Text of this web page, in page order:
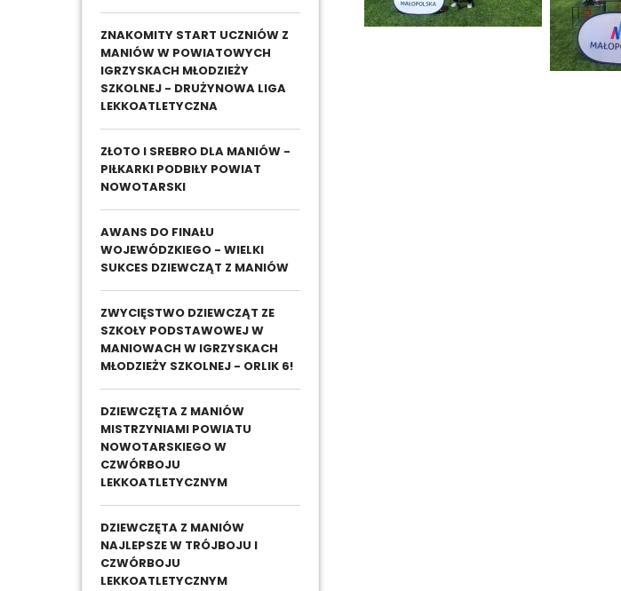
ZNAKOMITY START UCZNIÓW Z
MANIÓW W POWIATOWYCH
IGRZYSKACH MŁODZIEŻY
SZKOLNEJ - DRUŻYNOWA LIGA
LEKKOATLETYCZNA
ZŁOTO I SREBRO DLA MANIÓW -
PIŁKARKI PODBIŁY POWIAT
NOWOTARSKI
AWANS DO FINAŁU
WOJEWÓDZKIEGO - WIELKI
SUKCES DZIEWCZĄT Z MANIÓW
ZWYCIĘSTWO DZIEWCZĄT ZE
SZKOŁY PODSTAWOWEJ W
MANIOWACH W IGRZYSKACH
MŁODZIEŻY SZKOLNEJ - ORLIK 6!
DZIEWCZĘTA Z MANIÓW
MISTRZYNIAMI POWIATU
NOWOTARSKIEGO W
CZWÓRBOJU
LEKKOATLETYCZNYM
DZIEWCZĘTA Z MANIÓW
NAJLEPSZE W TRÓJBOJU I
CZWÓRBOJU
LEKKOATLETYCZNYM